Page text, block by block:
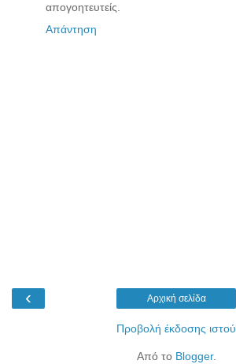
απογοητευτείς.
Απάντηση
‹ Αρχική σελίδα
Προβολή έκδοσης ιστού
Από το Blogger.